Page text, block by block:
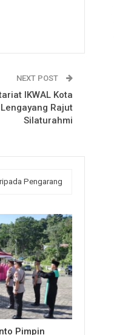
NEXT POST
IKWAL Kota
Rajut
Silaturahmi
Pengarang
Pimpin